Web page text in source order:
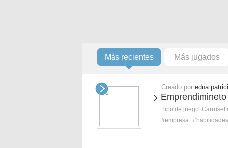
Más recientes Más jugados
Creado por edna
Tipo de juego: Carrusel
#empresa #habilidades